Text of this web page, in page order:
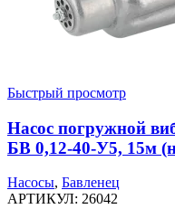
Быстрый просмотр
Насос погружной
БВ 0,12-40-У5, 15м
Насосы, Бавленец
АРТИКУЛ: 26042